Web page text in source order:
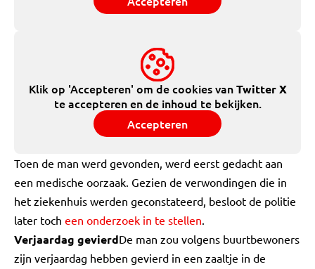
Klik op 'Accepteren' om de cookies vanTwitter X
te accepteren en de inhoud te bekijken.
Accepteren
Toen de man werd gevonden, werd eerst gedacht aan
een medische oorzaak. Gezien de verwondingen die in
het ziekenhuis werden geconstateerd, besloot de politie
later toch een onderzoek in te stellen.
Verjaardag gevierdDe man zou volgens buurtbewoners
zijn verjaardag hebben gevierd in een zaaltje in de